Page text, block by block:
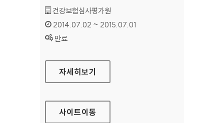
기관명 :
건강보험심사평가원
인증기간 :
2014.07.02 ~ 2015.07.01
상태 :
만료
의약품관리종합정보센터
자세히보기
사이트이동